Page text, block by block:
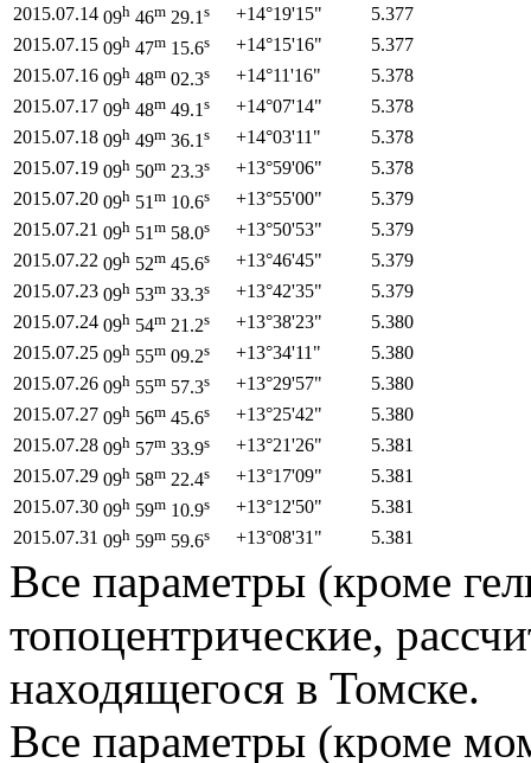
2015.07.14 09h 46m 29.1 s +14°19'15"
5.377
2015.07.15 09h 47m 15.6s +14°15'16"
5.377
2015.07.16 09h 48m 02.3s +14°11'16"
5.378
2015.07.17 09h 48m 49.1 s +14°07'14"
5.378
2015.07.18 09h 49m 36.1 s +14°03'11"
5.378
2015.07.19 09h 50m 23.3s +13°59'06"
5.378
2015.07.20 09h 51 m 10.6s +13°55'00"
5.379
2015.07.21 09h 51 m 58.0s +13°50'53"
5.379
2015.07.22 09h 52m 45.6s +13°46'45"
5.379
2015.07.23 09h 53m 33.3s +13°42'35"
5.379
2015.07.24 09h 54m 21.2s +13°38'23"
5.380
2015.07.25 09h 55m 09.2s +13°34'11"
5.380
2015.07.26 09h 55m 57.3s +13°29'57"
5.380
2015.07.27 09h 56m 45.6s +13°25'42"
5.380
2015.07.28 09h 57m 33.9s +13°21'26"
5.381
2015.07.29 09h 58m 22.4s +13°17'09"
5.381
2015.07.30 09h 59m 10.9s +13°12'50"
5.381
2015.07.31 09h 59m 59.6s +13°08'31" 5.381
Все параметры (кроме
топоцентрические,
находящегося в Томске.
Все параметры (кроме